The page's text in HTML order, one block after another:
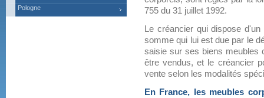
755 du 31 juillet 1992.
Le créancier qui dispose
somme qui lui est due par le
saisie sur ses biens meubles
être vendus, et le créancier
vente selon les modalités
En France, les meubles
Pologne